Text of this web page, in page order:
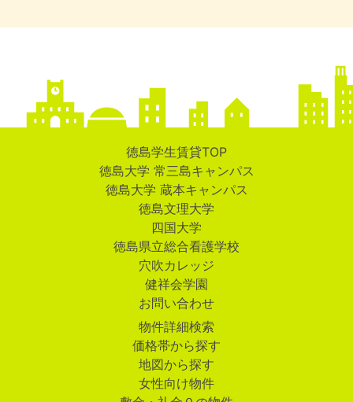
徳島学生賃貸TOP
徳島大学 常三島キャンパス
徳島大学 蔵本キャンパス
徳島文理大学
四国大学
徳島県立総合看護学校
穴吹カレッジ
健祥会学園
お問い合わせ
物件詳細検索
価格帯から探す
地図から探す
女性向け物件